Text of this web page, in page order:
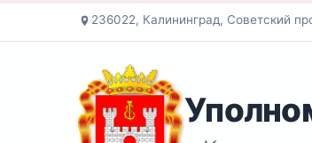
236022, Калининград, Советский